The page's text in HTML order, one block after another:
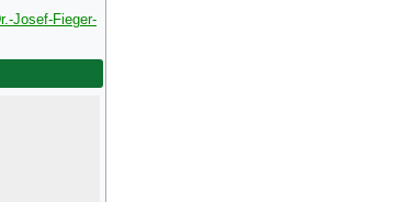
Josef-Fieger-